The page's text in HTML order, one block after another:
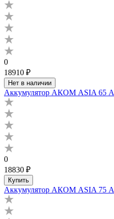
0
18910 ₽
Нет в наличии
Аккумулятор АКОМ ASIA 65 А/
0
18830 ₽
Купить
Аккумулятор АКОМ ASIA 75 А/